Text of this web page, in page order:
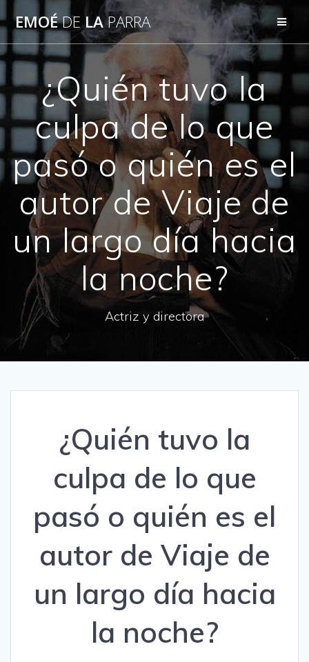
to
content
EMOÉDELAPARRA
¿Quién tuvo la
culpa de lo que
pasó o quién es el
autor de Viaje de
un largo día hacia
la noche?
Actriz y directora
¿Quién tuvo la
culpa de lo que
pasó o quién es el
autor de Viaje de
un largo día hacia
la noche?